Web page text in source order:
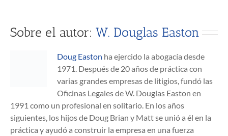
Sobre el autor: W. Douglas Easton
Doug Easton ha ejercido la abogacía desde
1971. Después de 20 años de práctica con
varias grandes empresas de litigios, fundó las
Oficinas Legales de W. Douglas Easton en
1991 como un profesional en solitario. En los años
siguientes, los hijos de Doug Brian y Matt se unió a él en la
práctica y ayudó a construir la empresa en una fuerza